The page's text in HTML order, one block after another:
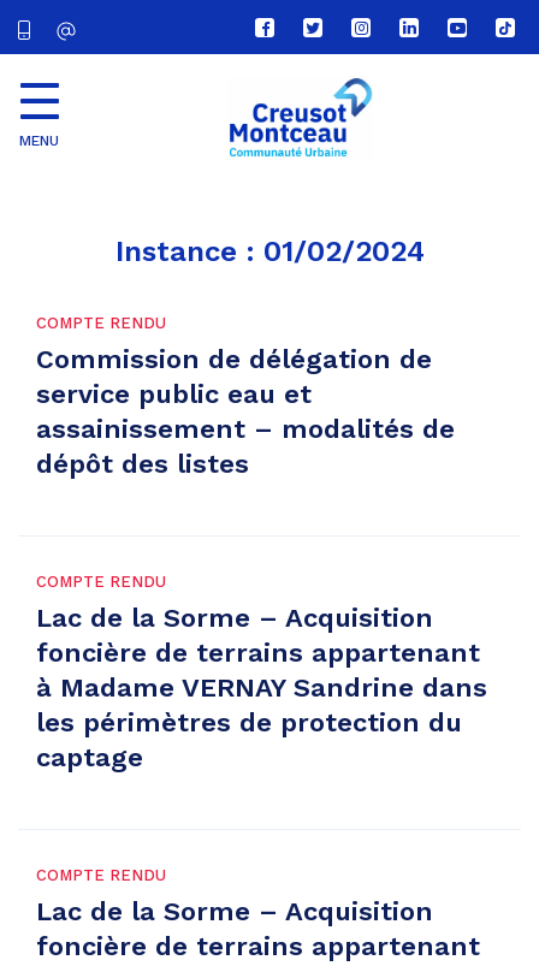
Lien
vers
compte
Facebook
Lien
vers
compte
Twitter
Lien
vers
le
compte
Lien
vers
Lien
vers
Lien
vers
MENU
Instance : 01/02/2024
COMPTE RENDU
Commission de délégation de
service public eau et
assainissement – modalités de
dépôt des listes
COMPTE RENDU
Lac de la Sorme – Acquisition
foncière de terrains appartenant
à Madame VERNAY Sandrine dans
les périmètres de protection du
captage
COMPTE RENDU
Lac de la Sorme – Acquisition
foncière de terrains appartenant